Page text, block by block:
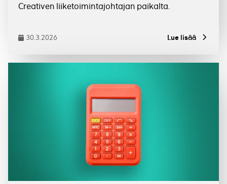
Creativen liiketoimintajohtajan paikalta.
Julkaistu
30.3.2026 Lue lisää